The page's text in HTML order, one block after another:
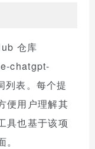
仓库
chatgpt-
列表。每个提
便用户理解其
具也基于该项